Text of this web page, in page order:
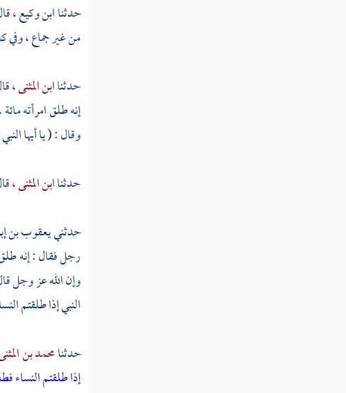
حدثناابن وكيع ،
من غير جماع ، وفي
حدثناابن المثنى ،
إنه طلق امرأته
وقال : ( يا أيها
حدثناابن المثنى ،
حدثنييعقوب بن
رجل فقال : إنه
وإن الله عز وجل
النبي إذا طلقتم
حدثنامحمد بن
إذا طلقتم النساء